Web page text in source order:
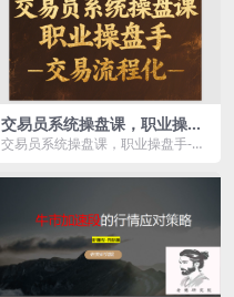
交易员系统操盘课，职业操盘
手-交易流程化
交易员系统操盘课，职业操盘手-交
范...